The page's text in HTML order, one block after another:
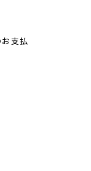
支払